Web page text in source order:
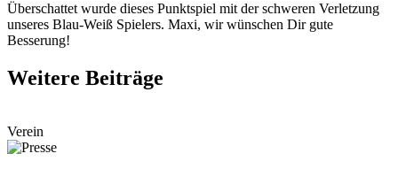
Überschattet wurde dieses Punktspiel mit der schweren Verletzung
unseres Blau-Weiß Spielers. Maxi, wir wünschen Dir gute
Besserung!
Weitere Beiträge
Verein